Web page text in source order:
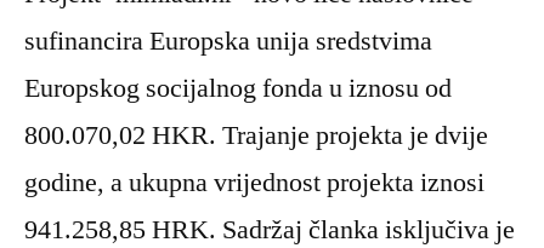
sufinancira Europska unija sredstvima
Europskog socijalnog fonda u iznosu od
800.070,02 HKR. Trajanje projekta je dvije
godine, a ukupna vrijednost projekta iznosi
941.258,85 HRK. Sadržaj članka isključiva je